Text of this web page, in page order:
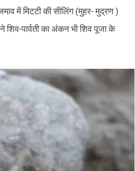
में मिटटी की सीलिंग (मुहर- मुद्रण )
शिव-पार्वती का अंकन भी शिव पूजा के